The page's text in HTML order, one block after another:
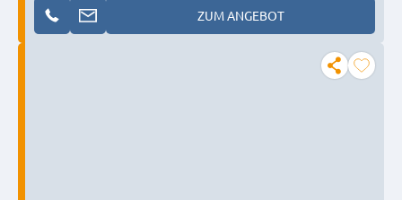
ZUM ANGEBOT